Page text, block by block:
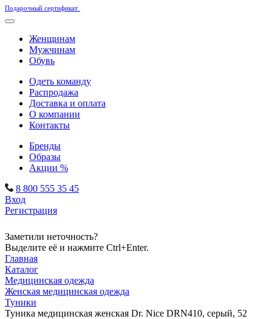
Подарочный сертификат
Женщинам
Мужчинам
Обувь
Одеть команду
Распродажа
Доставка и оплата
О компании
Контакты
Бренды
Образы
Акции %
8 800 555 35 45
Вход
Регистрация
Заметили неточность?
Выделите её и нажмите Ctrl+Enter.
Главная
Каталог
Медицинская одежда
Женская медицинская одежда
Туники
Туника медицинская женская Dr. Nice DRN410, серый, 52